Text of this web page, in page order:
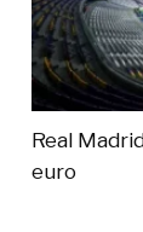
Real
euro